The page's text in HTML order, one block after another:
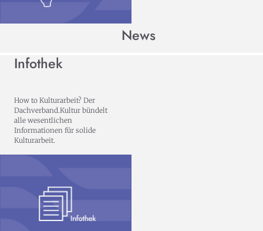
News
Infothek
How to Kulturarbeit? Der
Dachverband.Kultur bündelt
alle wesentlichen
Informationen für solide
Kulturarbeit.